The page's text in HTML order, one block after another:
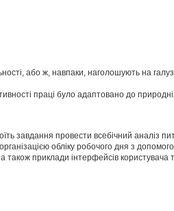
або ж, навпаки, наголошують на
праці було адаптовано до
завдання провести всебічний
обліку робочого дня з
а також приклади інтерфейсів користувача